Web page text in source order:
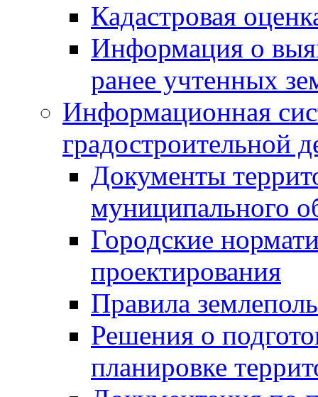
Кадастровая
Информация о
ранее учтенных
Информационная
градостроительной
Документы
муниципального
Городские
проектирования
Правила
Решения о
планировке